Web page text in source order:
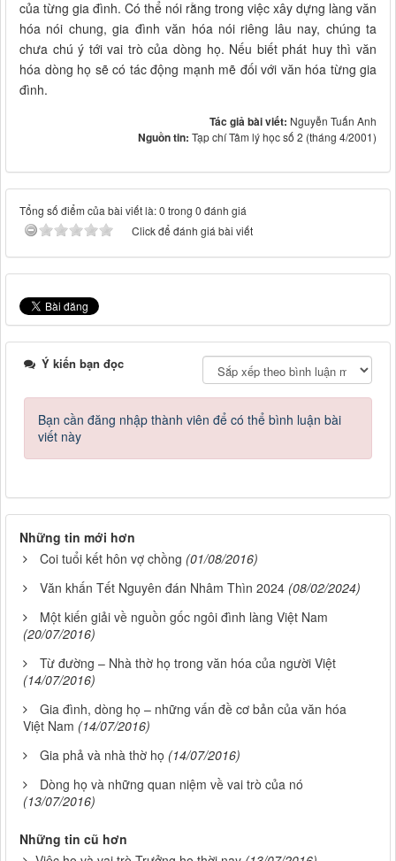
của từng gia đình. Có thể nói rằng trong việc xây dựng làng văn
hóa nói chung, gia đình văn hóa nói riêng lâu nay, chúng ta
chưa chú ý tới vai trò của dòng họ. Nếu biết phát huy thì văn
hóa dòng họ sẽ có tác động mạnh mẽ đối với văn hóa từng gia
đình.
Tác giả bài viết: Nguyễn Tuấn Anh
Nguồn tin: Tạp chí Tâm lý học số 2 (tháng 4/2001)
Tổng số điểm của bài viết là: 0 trong 0 đánh giá
Click để đánh giá bài viết
Ý kiến bạn đọc
Bạn cần đăng nhập thành viên để có thể bình luận bài
viết này
Những tin mới hơn
Coi tuổi kết hôn vợ chồng (01/08/2016)
Văn khấn Tết Nguyên đán Nhâm Thìn 2024 (08/02/2024)
Một kiến giải về nguồn gốc ngôi đình làng Việt Nam
(20/07/2016)
Từ đường – Nhà thờ họ trong văn hóa của người Việt
(14/07/2016)
Gia đình, dòng họ – những vấn đề cơ bản của văn hóa
Việt Nam (14/07/2016)
Gia phả và nhà thờ họ (14/07/2016)
Dòng họ và những quan niệm về vai trò của nó
(13/07/2016)
Những tin cũ hơn